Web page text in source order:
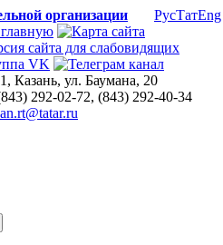
организации РусТатEng
Казань, ул. Баумана, 20
292-02-72, (843) 292-40-34
an.rt@tatar.ru